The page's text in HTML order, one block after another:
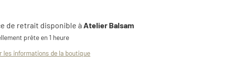
de retrait disponible àAtelier Balsam
prête en 1 heure
les informations de la boutique